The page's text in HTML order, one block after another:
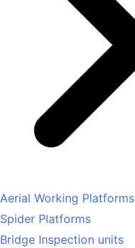
Aerial Working Platforms
Spider Platforms
Bridge Inspection units